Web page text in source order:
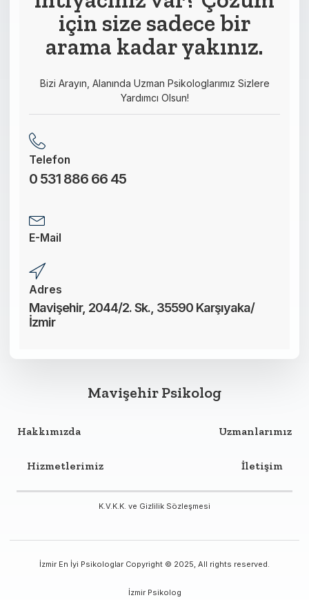
için size sadece bir
arama kadar yakınız.
Bizi Arayın, Alanında Uzman Psikologlarımız Sizlere
Yardımcı Olsun!
Telefon
0 531 886 66 45
E-Mail
Adres
Mavişehir, 2044/2. Sk., 35590 Karşıyaka/
İzmir
blank
Mavişehir Psikolog
Hakkımızda Uzmanlarımız
Hizmetlerimiz İletişim
K.V.K.K. ve Gizlilik Sözleşmesi
İzmir En İyi Psikologlar Copyright © 2025, All rights reserved.
İzmir Psikolog